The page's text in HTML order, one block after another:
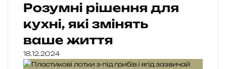
Розумні рішення для
кухні, які змінять
ваше життя
18.12.2024